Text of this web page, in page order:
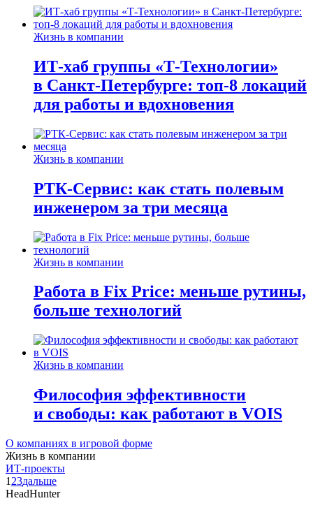
Жизнь в компании
ИТ-хаб группы «Т-Технологии»
в Санкт-Петербурге: топ-8 локаций
для работы и вдохновения
Жизнь в компании
РТК-Сервис: как стать полевым
инженером за три месяца
Жизнь в компании
Работа в Fix Price: меньше рутины,
больше технологий
Жизнь в компании
Философия эффективности
и свободы: как работают в VOIS
О компаниях в игровой форме
Жизнь в компании
ИТ-проекты
1 23дальше
HeadHunter